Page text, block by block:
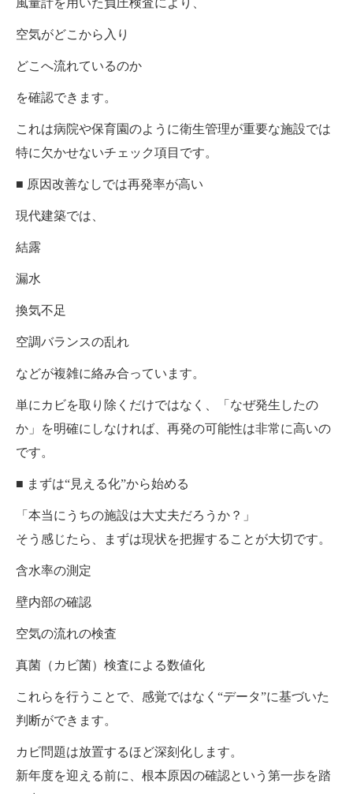
風量計を用いた負圧検査により、
空気がどこから入り
どこへ流れているのか
を確認できます。
これは病院や保育園のように衛生管理が重要な施設では
特に欠かせないチェック項目です。
■ 原因改善なしでは再発率が高い
現代建築では、
結露
漏水
換気不足
空調バランスの乱れ
などが複雑に絡み合っています。
単にカビを取り除くだけではなく、「なぜ発生したの
か」を明確にしなければ、再発の可能性は非常に高いの
です。
■ まずは“見える化”から始める
「本当にうちの施設は大丈夫だろうか？」
そう感じたら、まずは現状を把握することが大切です。
含水率の測定
壁内部の確認
空気の流れの検査
真菌（カビ菌）検査による数値化
これらを行うことで、感覚ではなく“データ”に基づいた
判断ができます。
カビ問題は放置するほど深刻化します。
新年度を迎える前に、根本原因の確認という第一歩を踏